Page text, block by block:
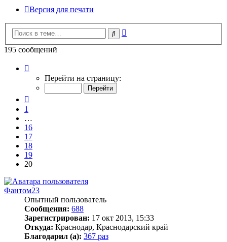
Версия для печати
Поиск
195 сообщений
20
Перейти на страницу:
1
…
16
17
18
19
20
Фантом23
Опытный пользователь
Сообщения: 688
Зарегистрирован: 17 окт 2013, 15:33
Откуда: Краснодар, Краснодарский край
Благодарил (а): 367 раз